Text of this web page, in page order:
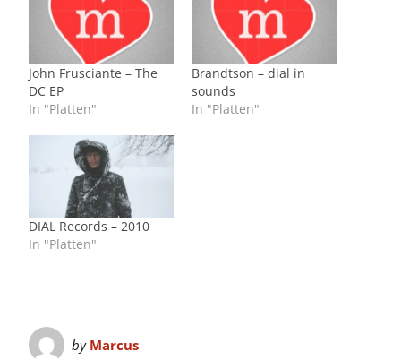
John Frusciante – The
DC EP
In "Platten"
Brandtson – dial in
sounds
In "Platten"
DIAL Records – 2010
In "Platten"
by Marcus